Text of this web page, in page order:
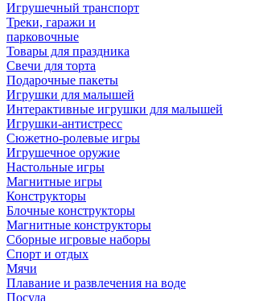
Игрушечный транспорт
Треки, гаражи и
парковочные
Товары для праздника
Свечи для торта
Подарочные пакеты
Игрушки для малышей
Интерактивные игрушки для малышей
Игрушки-антистресс
Сюжетно-ролевые игры
Игрушечное оружие
Настольные игры
Магнитные игры
Конструкторы
Блочные конструкторы
Магнитные конструкторы
Сборные игровые наборы
Спорт и отдых
Мячи
Плавание и развлечения на воде
Посуда